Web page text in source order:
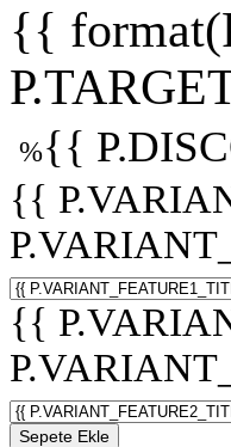
{{
%{{
{{
{{
Sepete Ekle